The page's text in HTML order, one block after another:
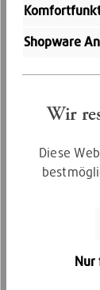
Shopware
Wir
Diese
Nur